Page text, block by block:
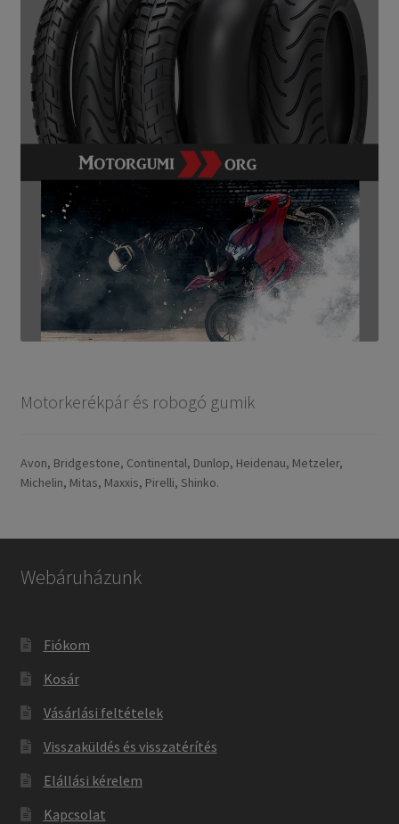
Motorkerékpár és robogó gumik
Avon, Bridgestone, Continental, Dunlop, Heidenau, Metzeler,
Michelin, Mitas, Maxxis, Pirelli, Shinko.
Webáruházunk
Fiókom
Kosár
Vásárlási feltételek
Visszaküldés és visszatérítés
Elállási kérelem
Kapcsolat